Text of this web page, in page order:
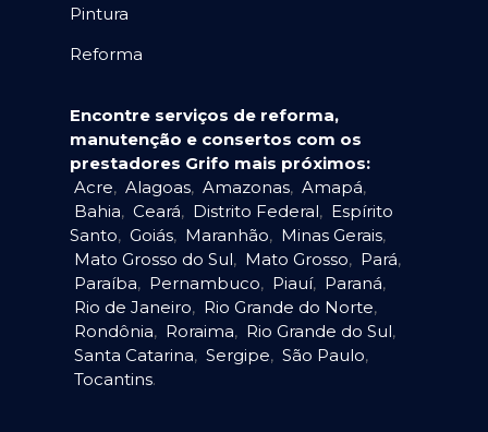
Pintura
Reforma
Encontre serviços de reforma,
manutenção e consertos com os
prestadores Grifo mais próximos:
Acre, Alagoas, Amazonas, Amapá,
Bahia, Ceará, Distrito Federal, Espírito
Santo, Goiás, Maranhão, Minas Gerais,
Mato Grosso do Sul, Mato Grosso, Pará,
Paraíba, Pernambuco, Piauí, Paraná,
Rio de Janeiro, Rio Grande do Norte,
Rondônia, Roraima, Rio Grande do Sul,
Santa Catarina, Sergipe, São Paulo,
Tocantins.